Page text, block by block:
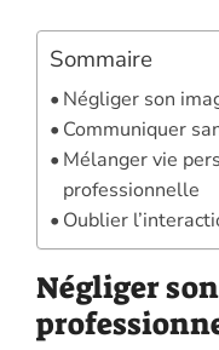
Sommaire
Négliger son
Communiquer
Mélanger vie
professionnelle
Oublier
Négliger